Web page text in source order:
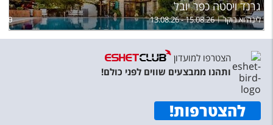
גרנד ויסטה כפר יובל
לינה וא.בוקר 13.08.26 - 15.08.26
הצטרפו למועדון
ותהנו ממבצעים שווים לפני כולם!
להצטרפות!